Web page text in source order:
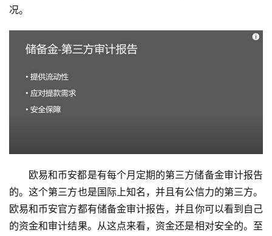
况。
欧易和币安都是有每个月定期的第三方储备金审计报告
的。这个第三方也是国际上知名，并且有公信力的第三方。
欧易和币安官方都有储备金审计报告，并且你可以看到自己
的资金和审计结果。从这点来看，资金还是相对安全的。至